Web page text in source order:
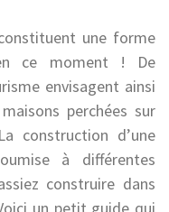
une forme
ce moment ! De
envisagent ainsi
perchées sur
construction d’une
à différentes
construire dans
un petit guide qui